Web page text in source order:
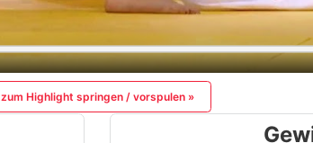
zum Highlight springen / vorspulen »